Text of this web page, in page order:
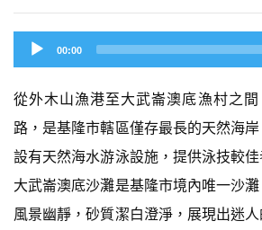
Audio
Player
00:00
從外木山漁港至大武崙澳底漁村之
路，是基隆市轄區僅存最長的天然海
設有天然海水游泳設施，提供泳技較佳
大武崙澳底沙灘是基隆市境內唯一沙
風景幽靜，砂質潔白澄淨，展現出迷人